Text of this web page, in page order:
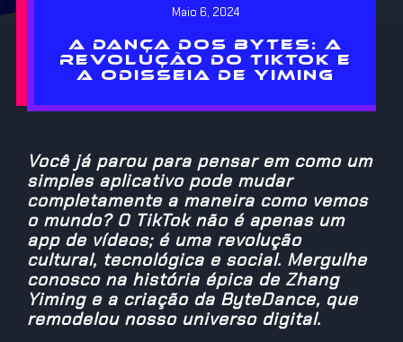
Maio 6, 2024
A DANÇA DOS BYTES: A
REVOLUÇÃO DO TIKTOK E
A ODISSEIA DE YIMING
Você já parou para pensar em como um
simples aplicativo pode mudar
completamente a maneira como vemos
o mundo? O TikTok não é apenas um
app de vídeos; é uma revolução
cultural, tecnológica e social. Mergulhe
conosco na história épica de Zhang
Yiming e a criação da ByteDance, que
remodelou nosso universo digital.